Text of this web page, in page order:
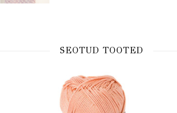
SEOTUD TOOTED